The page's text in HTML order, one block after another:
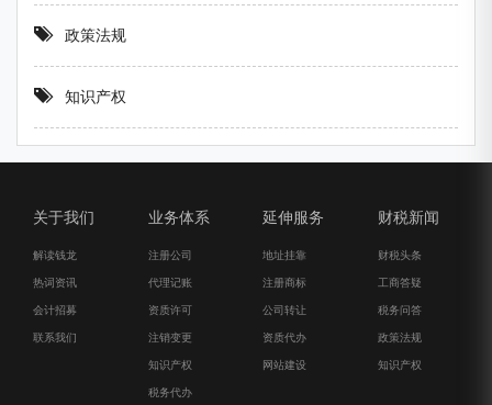
政策法规
知识产权
关于我们
解读钱龙
热词资讯
会计招募
联系我们
业务体系
注册公司
代理记账
资质许可
注销变更
知识产权
税务代办
延伸服务
地址挂靠
注册商标
公司转让
资质代办
网站建设
财税新闻
财税头条
工商答疑
税务问答
政策法规
知识产权